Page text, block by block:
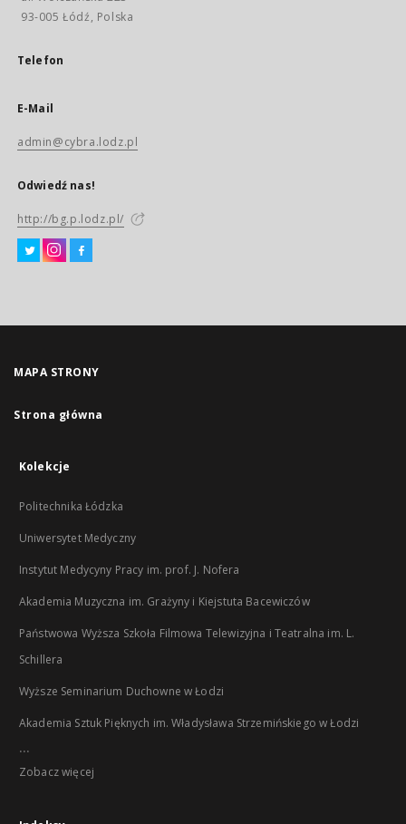
93-005 Łódź, Polska
Telefon
E-Mail
admin@cybra.lodz.pl
Odwiedź nas!
http://bg.p.lodz.pl/
MAPA STRONY
Strona główna
Kolekcje
Politechnika Łódzka
Uniwersytet Medyczny
Instytut Medycyny Pracy im. prof. J. Nofera
Akademia Muzyczna im. Grażyny i Kiejstuta Bacewiczów
Państwowa Wyższa Szkoła Filmowa Telewizyjna i Teatralna im. L.
Schillera
Wyższe Seminarium Duchowne w Łodzi
Akademia Sztuk Pięknych im. Władysława Strzemińskiego w Łodzi
...
Zobacz więcej